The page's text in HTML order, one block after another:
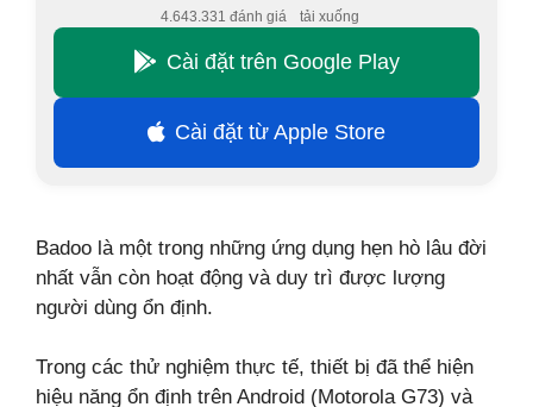
4.643.331 đánh giá tải xuống
Cài đặt trên Google Play
Cài đặt từ Apple Store
Badoo là một trong những ứng dụng hẹn hò lâu đời
nhất vẫn còn hoạt động và duy trì được lượng
người dùng ổn định.
Trong các thử nghiệm thực tế, thiết bị đã thể hiện
hiệu năng ổn định trên Android (Motorola G73) và